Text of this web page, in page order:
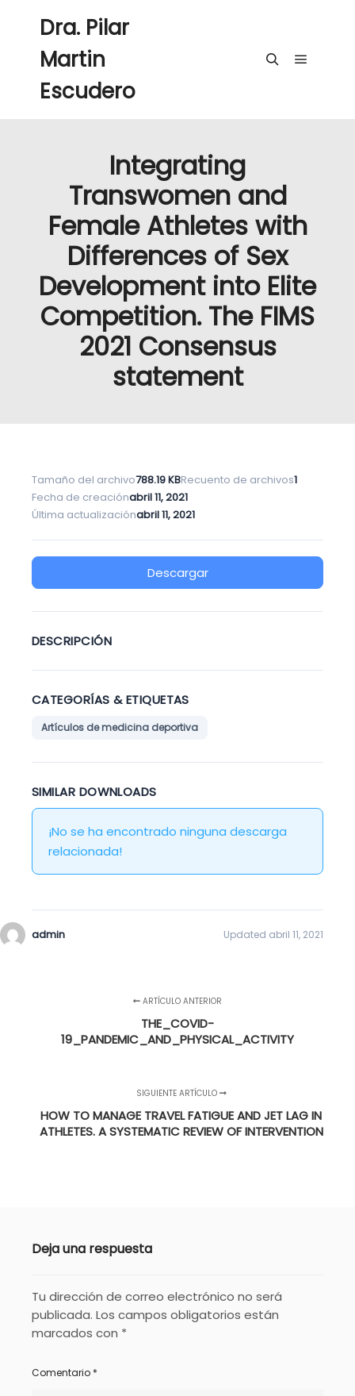
Dra. Pilar
Martin
Escudero
Integrating
Transwomen and
Female Athletes with
Differences of Sex
Development into Elite
Competition. The FIMS
2021 Consensus
statement
Tamaño del archivo788.19 KBRecuento de archivos1
Fecha de creaciónabril 11, 2021
Última actualizaciónabril 11, 2021
Descargar
DESCRIPCIÓN
CATEGORÍAS & ETIQUETAS
Artículos de medicina deportiva
SIMILAR DOWNLOADS
¡No se ha encontrado ninguna descarga
relacionada!
admin Updated abril 11, 2021
ARTÍCULO ANTERIOR
THE_COVID-
19_PANDEMIC_AND_PHYSICAL_ACTIVITY
SIGUIENTE ARTÍCULO
HOW TO MANAGE TRAVEL FATIGUE AND JET LAG IN
ATHLETES. A SYSTEMATIC REVIEW OF INTERVENTION
Deja una respuesta
Tu dirección de correo electrónico no será
publicada. Los campos obligatorios están
marcados con *
Comentario *